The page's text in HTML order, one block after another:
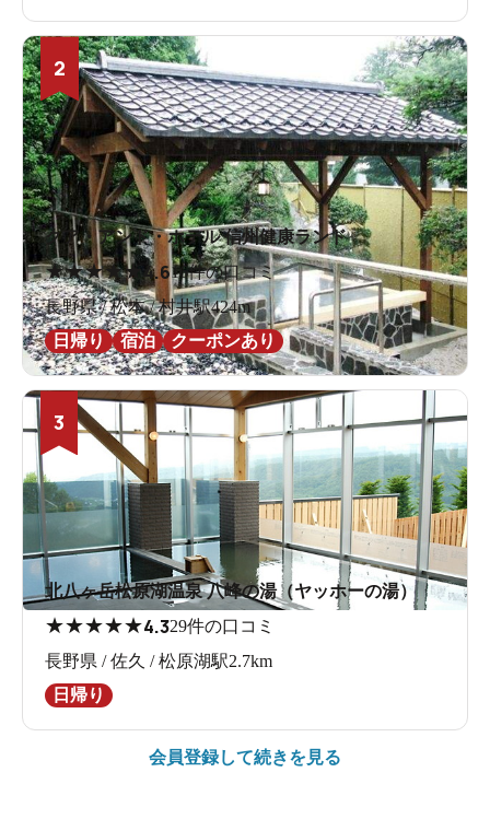
2
クア・アンド・ホテル 信州健康ランド
★★★★★4.616件の口コミ
長野県 / 松本 / 村井駅424m
日帰り
宿泊 クーポンあり
3
北八ヶ岳松原湖温泉 八峰の湯（ヤッホーの湯）
★★★★★4.329件の口コミ
長野県 / 佐久 / 松原湖駅2.7km
日帰り
会員登録して続きを見る